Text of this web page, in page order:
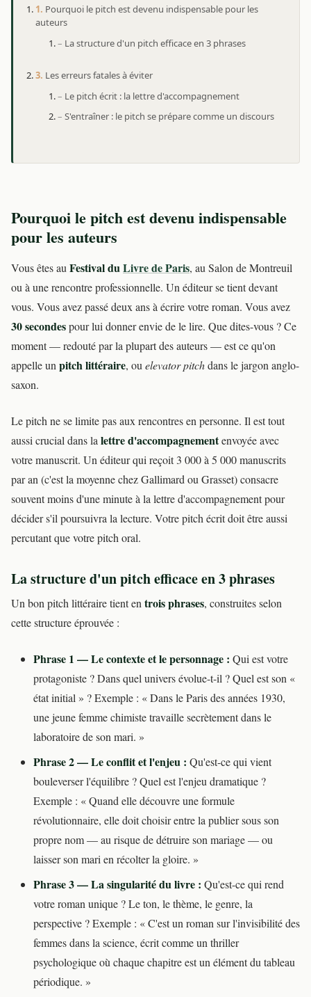
Pourquoi le pitch est devenu indispensable pour les
auteurs
La structure d'un pitch efficace en 3 phrases
Les erreurs fatales à éviter
Le pitch écrit : la lettre d'accompagnement
S'entraîner : le pitch se prépare comme un discours
Pourquoi le pitch est devenu indispensable
pour les auteurs
Vous êtes auFestival duLivre de Paris, au Salon de Montreuil
ou à une rencontre professionnelle. Un éditeur se tient devant
vous. Vous avez passé deux ans à écrire votre roman. Vous avez
30 secondespour lui donner envie de le lire. Que dites-vous ? Ce
moment — redouté par la plupart des auteurs — est ce qu'on
appelle unpitch littéraire, ouelevator pitchdans le jargon anglo-
saxon.
Le pitch ne se limite pas aux rencontres en personne. Il est tout
aussi crucial dans lalettre d'accompagnementenvoyée avec
votre manuscrit. Un éditeur qui reçoit 3 000 à 5 000 manuscrits
par an (c'est la moyenne chez Gallimard ou Grasset) consacre
souvent moins d'une minute à la lettre d'accompagnement pour
décider s'il poursuivra la lecture. Votre pitch écrit doit être aussi
percutant que votre pitch oral.
La structure d'un pitch efficace en 3 phrases
Un bon pitch littéraire tient entrois phrases, construites selon
cette structure éprouvée :
Phrase 1 — Le contexte et le personnage : Qui est votre
protagoniste ? Dans quel univers évolue-t-il ? Quel est son «
état initial » ? Exemple : « Dans le Paris des années 1930,
une jeune femme chimiste travaille secrètement dans le
laboratoire de son mari. »
Phrase 2 — Le conflit et l'enjeu : Qu'est-ce qui vient
bouleverser l'équilibre ? Quel est l'enjeu dramatique ?
Exemple : « Quand elle découvre une formule
révolutionnaire, elle doit choisir entre la publier sous son
propre nom — au risque de détruire son mariage — ou
laisser son mari en récolter la gloire. »
Phrase 3 — La singularité du livre : Qu'est-ce qui rend
votre roman unique ? Le ton, le thème, le genre, la
perspective ? Exemple : « C'est un roman sur l'invisibilité des
femmes dans la science, écrit comme un thriller
psychologique où chaque chapitre est un élément du tableau
périodique. »